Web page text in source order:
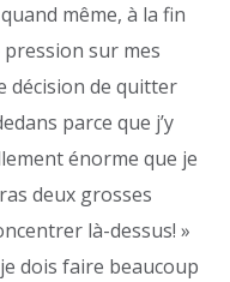
même, à la fin
pression sur mes
décision de quitter
parce que j’y
énorme que je
deux grosses
là-dessus! »
dois faire beaucoup